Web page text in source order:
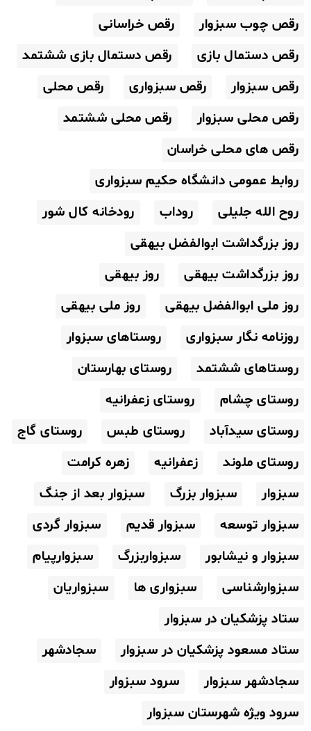
رقص چوب سبزوار
رقص خراسانی
رقص دستمال بازی
رقص دستمال بازی ششتمد
رقص سبزوار
رقص سبزواری
رقص محلی
رقص محلی سبزوار
رقص محلی ششتمد
رقص های محلی خراسان
روابط عمومی دانشگاه حکیم سبزواری
روح الله جلیلی
روداب
رودخانه کال شور
روز بزرگداشت ابوالفضل بیهقی
روز بزرگداشت بیهقی
روز بیهقی
روز ملی ابوالفضل بیهقی
روز ملی بیهقی
روزنامه نگار سبزواری
روستاهای سبزوار
روستاهای ششتمد
روستای بهارستان
روستای چشام
روستای زعفرانیه
روستای سیدآباد
روستای طبس
روستای گاج
روستای ملوند
زعفرانیه
زهره کرامت
سبزوار
سبزوار بزرگ
سبزوار بعد از جنگ
سبزوار توسعه
سبزوار قدیم
سبزوار گردی
سبزوار و نیشابور
سبزواربزرگ
سبزوارپیام
سبزوارشناسی
سبزواری ها
سبزواریان
ستاد پزشکیان در سبزوار
ستاد مسعود پزشکیان در سبزوار
سجادشهر
سجادشهر سبزوار
سرود سبزوار
سرود ویژه شهرستان سبزوار